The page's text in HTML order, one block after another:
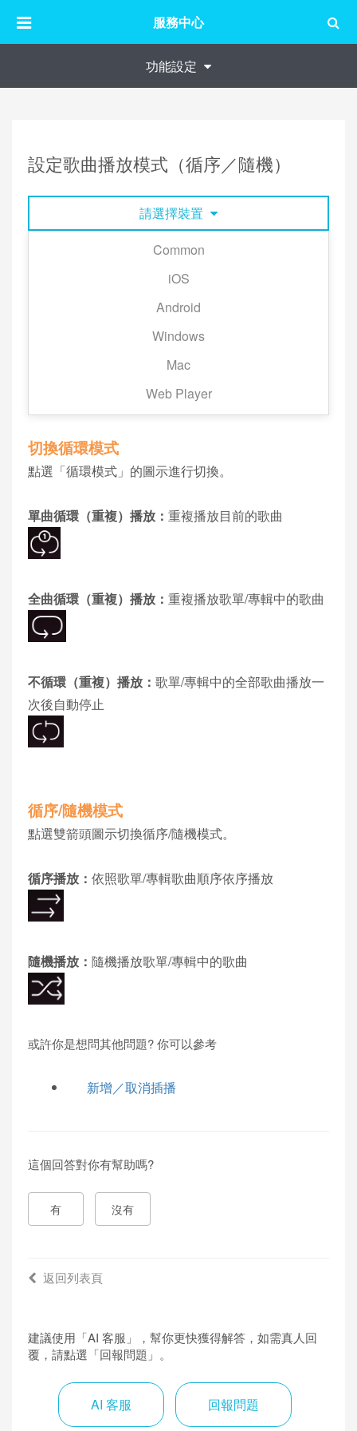
服務中心
功能設定
設定歌曲播放模式（循序／隨機）
請選擇裝置
Common
iOS
Android
Windows
Mac
Web Player
Apple TV、Chromecast 不支援隨機播放。
Android TV支援隨機播放。
切換循環模式
點選「循環模式」的圖示進行切換。
單曲循環（重複）播放： 重複播放目前的歌曲
全曲循環（重複）播放： 重複播放歌單/專輯中的歌曲
不循環（重複）播放： 歌單/專輯中的全部歌曲播放一
次後自動停止
循序/隨機模式
點選雙箭頭圖示切換循序/隨機模式。
循序播放： 依照歌單/專輯歌曲順序依序播放
隨機播放： 隨機播放歌單/專輯中的歌曲
或許你是想問其他問題? 你可以參考
新增／取消插播
這個回答對你有幫助嗎?
有 沒有
返回列表頁
建議使用「AI 客服」，幫你更快獲得解答，如需真人回
覆，請點選「回報問題」。
AI 客服 回報問題